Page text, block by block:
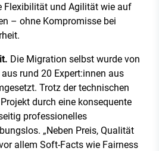
Flexibilität und Agilität wie auf
– ohne Kompromisse bei
Die Migration selbst wurde von
rund 20 Expert:innen aus
Trotz der technischen
durch eine konsequente
professionelles
„Neben Preis, Qualität
allem Soft-Facts wie Fairness